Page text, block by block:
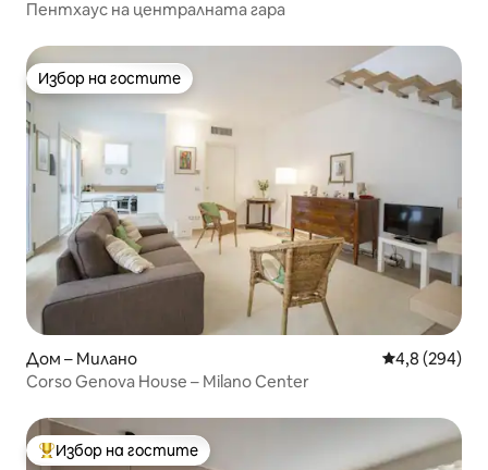
Пентхаус на централната гара
Избор на гостите
Избор на гостите
Дом – Милано Средна
4,8 (294)
Corso Genova House – Milano Center
Най-популярен избор на гостите
Избор на гостите